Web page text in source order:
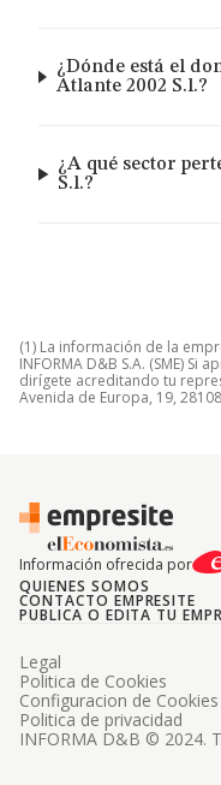
¿Dónde está el
Atlante 2002 S.l.?
¿A qué sector
S.l.?
(1) La información de la
INFORMA D&B S.A. (SME)
dirígete acreditando tu
Avenida de Europa, 19,
Información ofrecida por
QUIENES SOMOS
CONTACTO EMPRESITE
PUBLICA O EDITA TU
INFORMA D&B © 2024.
Legal
Politica de Cookies
Configuracion de Cookies
Politica de privacidad